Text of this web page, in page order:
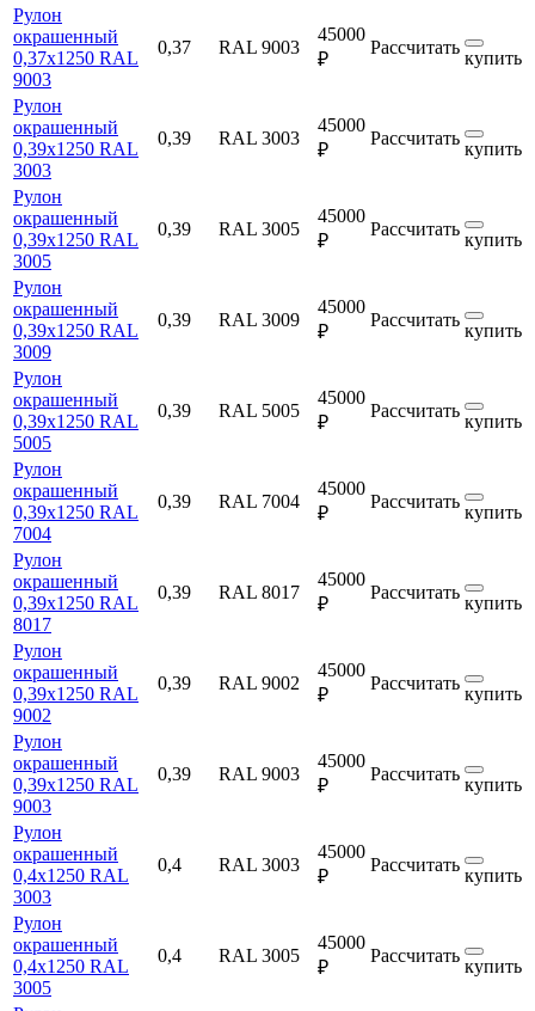
Рулон
окрашенный
0,37х1250 RAL
9003
0,37 RAL 9003
45000
₽
Рассчитать
купить
Рулон
окрашенный
0,39х1250 RAL
3003
0,39 RAL 3003
45000
₽
Рассчитать
купить
Рулон
окрашенный
0,39х1250 RAL
3005
0,39 RAL 3005
45000
₽
Рассчитать
купить
Рулон
окрашенный
0,39х1250 RAL
3009
0,39 RAL 3009
45000
₽
Рассчитать
купить
Рулон
окрашенный
0,39х1250 RAL
5005
0,39 RAL 5005
45000
₽
Рассчитать
купить
Рулон
окрашенный
0,39х1250 RAL
7004
0,39 RAL 7004
45000
₽
Рассчитать
купить
Рулон
окрашенный
0,39х1250 RAL
8017
0,39 RAL 8017
45000
₽
Рассчитать
купить
Рулон
окрашенный
0,39х1250 RAL
9002
0,39 RAL 9002
45000
₽
Рассчитать
купить
Рулон
окрашенный
0,39х1250 RAL
9003
0,39 RAL 9003
45000
₽
Рассчитать
купить
Рулон
окрашенный
0,4х1250 RAL
3003
0,4 RAL 3003
45000
₽
Рассчитать
купить
Рулон
окрашенный
0,4х1250 RAL
3005
0,4 RAL 3005
45000
₽
Рассчитать
купить